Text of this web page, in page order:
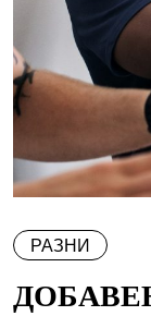
РАЗНИ